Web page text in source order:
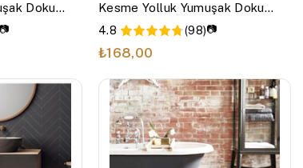
Doku
📷
Kesme Yolluk Yumuşak Doku
Kaymaz Tozumaz Dokuma
Makine Halısı
4.8 (98)📷
₺168,00